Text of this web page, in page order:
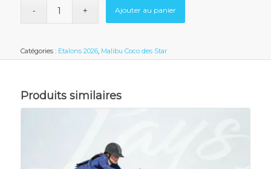
Ajouter au panier
Catégories : Etalons 2026, Malibu Coco des Star
Produits similaires